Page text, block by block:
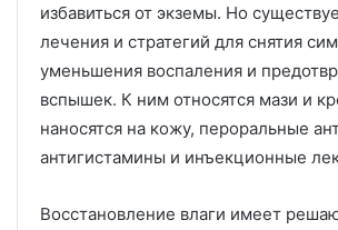
избавиться от экземы. Но
лечения и стратегий для снятия
уменьшения воспаления и
вспышек. К ним относятся мази и
наносятся на кожу, пероральные
антигистамины и инъекционные
Восстановление влаги имеет